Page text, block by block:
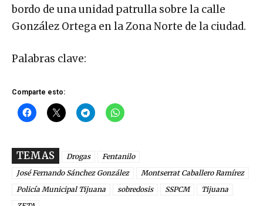
bordo de una unidad patrulla sobre la calle
González Ortega en la Zona Norte de la ciudad.
Palabras clave:
Comparte esto:
TEMAS Drogas
Fentanilo
José Fernando Sánchez González
Montserrat Caballero Ramírez
Policía Municipal Tijuana
sobredosis SSPCM
Tijuana